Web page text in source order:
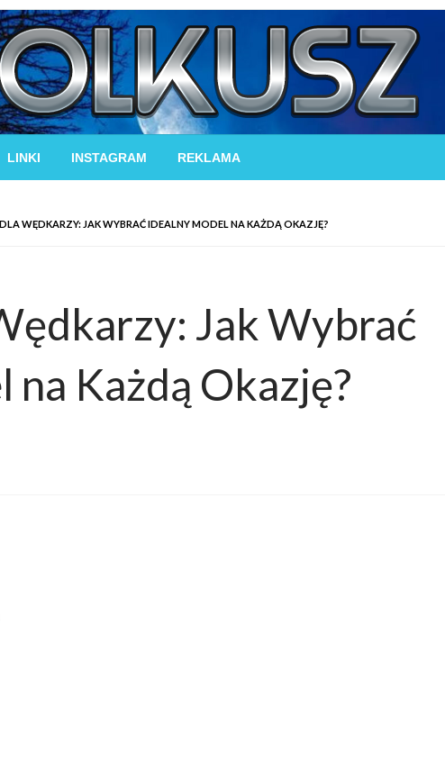
LINKI INSTAGRAM REKLAMA
WĘDKARZY: JAK WYBRAĆ IDEALNY MODEL NA KAŻDĄ OKAZJĘ?
Jak Wybrać
Każdą Okazję?